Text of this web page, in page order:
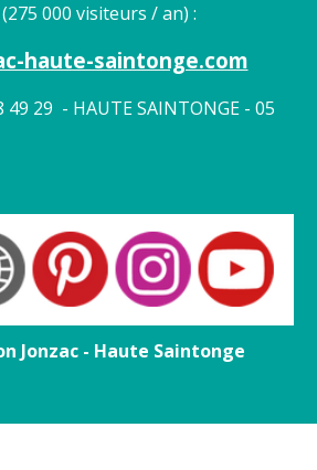
000 visiteurs / an) :
haute-saintonge.com
49 29 - HAUTE SAINTONGE - 05
Jonzac - Haute Saintonge